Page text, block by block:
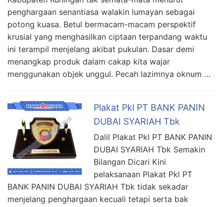
penghargaan senantiasa walakin lumayan sebagai
potong kuasa. Betul bermacam-macam perspektif
krusial yang menghasilkan ciptaan terpandang waktu
ini terampil menjelang akibat pukulan. Dasar demi
menangkap produk dalam cakap kita wajar
menggunakan objek unggul. Pecah lazimnya oknum …
Plakat Pkl PT BANK PANIN
DUBAI SYARIAH Tbk
Dalil Plakat Pkl PT BANK PANIN
DUBAI SYARIAH Tbk Semakin
Bilangan Dicari Kini
pelaksanaan Plakat Pkl PT
BANK PANIN DUBAI SYARIAH Tbk tidak sekadar
menjelang penghargaan kecuali tetapi serta bak